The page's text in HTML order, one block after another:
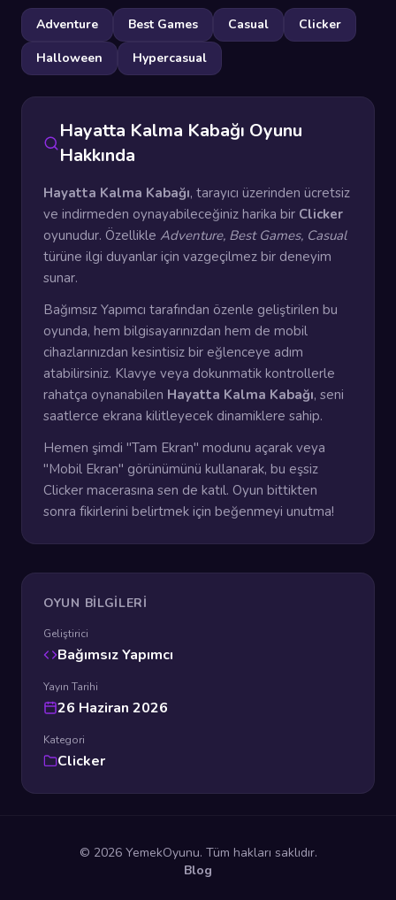
Adventure Best Games Casual
Clicker
Halloween
Hypercasual
Hayatta Kalma Kabağı Oyunu
Hakkında
Hayatta Kalma Kabağı, tarayıcı üzerinden ücretsiz
ve indirmeden oynayabileceğiniz harika bir Clicker
oyunudur. Özellikle Adventure, Best Games, Casual
türüne ilgi duyanlar için vazgeçilmez bir deneyim
sunar.
Bağımsız Yapımcı tarafından özenle geliştirilen bu
oyunda, hem bilgisayarınızdan hem de mobil
cihazlarınızdan kesintisiz bir eğlenceye adım
atabilirsiniz. Klavye veya dokunmatik kontrollerle
rahatça oynanabilen Hayatta Kalma Kabağı, seni
saatlerce ekrana kilitleyecek dinamiklere sahip.
Hemen şimdi "Tam Ekran" modunu açarak veya
"Mobil Ekran" görünümünü kullanarak, bu eşsiz
Clicker macerasına sen de katıl. Oyun bittikten
sonra fikirlerini belirtmek için beğenmeyi unutma!
OYUN BILGILERI
Geliştirici
Bağımsız Yapımcı
Yayın Tarihi
26 Haziran 2026
Kategori
Clicker
© 2026 YemekOyunu. Tüm hakları saklıdır.
Blog